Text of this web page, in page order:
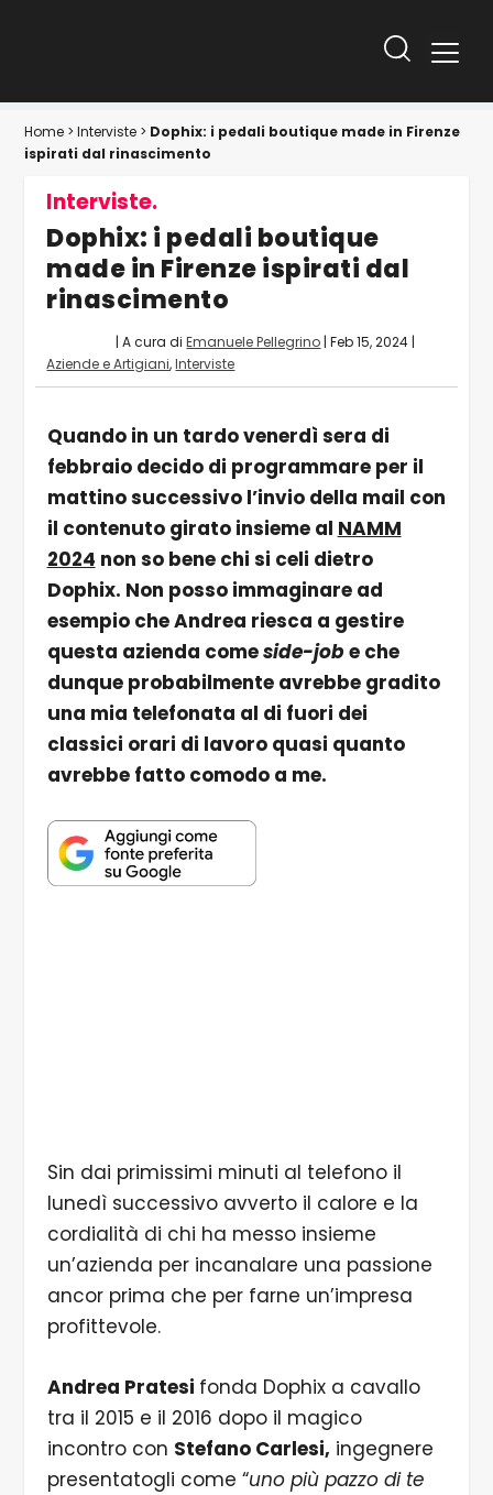
Home >Interviste > Dophix: i pedali boutique made in Firenze
ispirati dal rinascimento
Interviste.
Dophix: i pedali boutique
made in Firenze ispirati dal
rinascimento
| A cura diEmanuele Pellegrino |Feb 15, 2024 |
Aziende e Artigiani,Interviste
Quando in un tardo venerdì sera di
febbraio decido di programmare per il
mattino successivo l’invio della mail con
il contenuto girato insieme al NAMM
2024 non so bene chi si celi dietro
Dophix. Non posso immaginare ad
esempio che Andrea riesca a gestire
questa azienda comeside-job e che
dunque probabilmente avrebbe gradito
una mia telefonata al di fuori dei
classici orari di lavoro quasi quanto
avrebbe fatto comodo a me.
Sin dai primissimi minuti al telefono il
lunedì successivo avverto il calore e la
cordialità di chi ha messo insieme
un’azienda per incanalare una passione
ancor prima che per farne un’impresa
profittevole.
Andrea Pratesi fonda Dophix a cavallo
tra il 2015 e il 2016 dopo il magico
incontro con Stefano Carlesi, ingegnere
presentatogli come “uno più pazzo di te